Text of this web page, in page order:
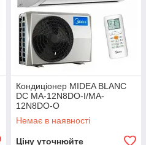
Кондиціонер MIDEA BLANC
DC MA-12N8DO-I/MA-
12N8DO-O
Немає в наявності
Ціну уточнюйте